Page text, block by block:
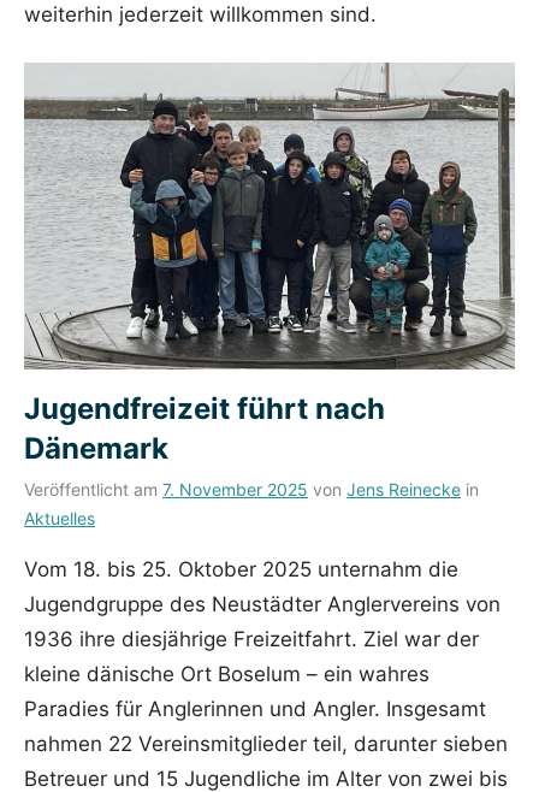
weiterhin jederzeit willkommen sind.
Jugendfreizeit führt nach
Dänemark
Veröffentlicht am 7. November 2025 von Jens Reinecke in
Aktuelles
Vom 18. bis 25. Oktober 2025 unternahm die
Jugendgruppe des Neustädter Anglervereins von
1936 ihre diesjährige Freizeitfahrt. Ziel war der
kleine dänische Ort Boselum – ein wahres
Paradies für Anglerinnen und Angler. Insgesamt
nahmen 22 Vereinsmitglieder teil, darunter sieben
Betreuer und 15 Jugendliche im Alter von zwei bis